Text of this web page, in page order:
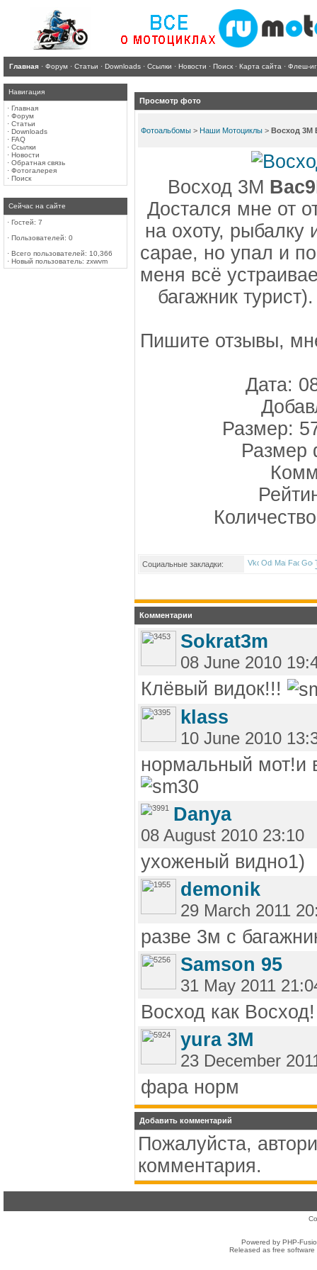
Главная · Форум · Статьи · Downloads · Ссылки · Новости · Поиск · Карта сайта · Флеш-
Навигация
· Главная
· Форум
· Статьи
· Downloads
· FAQ
· Ссылки
· Новости
· Обратная связь
· Фотогалерея
· Поиск
Сейчас на сайте
· Гостей: 7
· Пользователей: 0
· Всего пользователей: 10,366
· Новый пользователь: zxwvm
Просмотр фото
Фотоальбомы > Наши Мотоциклы > Восход 3М
Восход 3М
Достался мне от
на охоту, рыбалку
сарае, но упал и
меня всё
багажник
Пишите отзывы,
Дата:
Размер:
Размер
Социальные закладки:
Комментарии
Sokrat3m
08 June 2010
Клёвый видок!!!
klass
10 June 2010
нормальный мот!и
Danya
08 August 2010 23:10
ухоженый видно1)
demonik
29 March 2011
разве 3м с
Samson 95
31 May 2011
Восход как Восход!
yura 3M
23 December
фара норм
Добавить комментарий
Пожалуйста,
комментария.
Powered by PHP-
Released as free